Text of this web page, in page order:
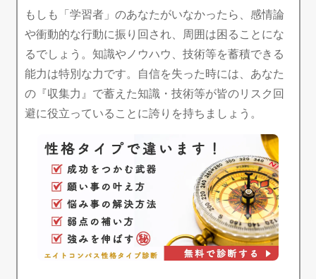
もしも「学習者」のあなたがいなかったら、感情論
や衝動的な行動に振り回され、周囲は困ることにな
るでしょう。知識やノウハウ、技術等を蓄積できる
能力は特別な力です。自信を失った時には、あなた
の『収集力』で蓄えた知識・技術等が皆のリスク回
避に役立っていることに誇りを持ちましょう。